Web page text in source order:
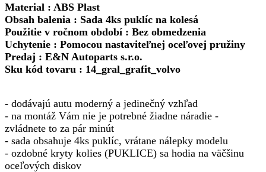
Material : ABS Plast
Obsah balenia : Sada 4ks puklíc na kolesá
Použitie v ročnom období : Bez obmedzenia
Uchytenie : Pomocou nastaviteľnej oceľovej pružiny
Predaj : E&N Autoparts s.r.o.
Sku kód tovaru : 14_gral_grafit_volvo
- dodávajú autu moderný a jedinečný vzhľad
- na montáž Vám nie je potrebné žiadne náradie -
zvládnete to za pár minút
- sada obsahuje 4ks puklíc, vrátane nálepky modelu
- ozdobné kryty kolies (PUKLICE) sa hodia na väčšinu
oceľových diskov